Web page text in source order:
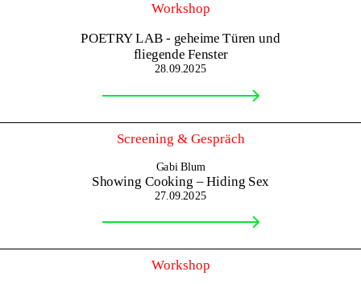
Workshop
POETRY LAB - geheime Türen und
fliegende Fenster
28.09.2025
Screening & Gespräch
Gabi Blum
Showing Cooking – Hiding Sex
27.09.2025
Workshop